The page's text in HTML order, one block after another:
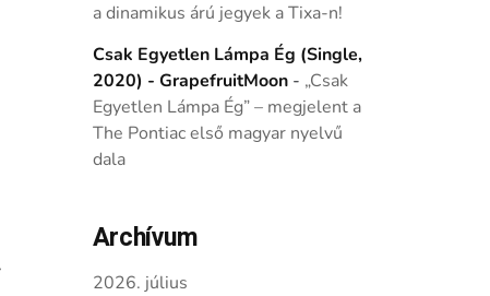
a dinamikus árú jegyek a Tixa-n!
Csak Egyetlen Lámpa Ég (Single,
2020) - GrapefruitMoon- „Csak
Egyetlen Lámpa Ég” – megjelent a
The Pontiac első magyar nyelvű
dala
Archívum
2026. július